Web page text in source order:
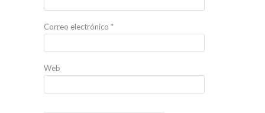
Correo electrónico *
Web